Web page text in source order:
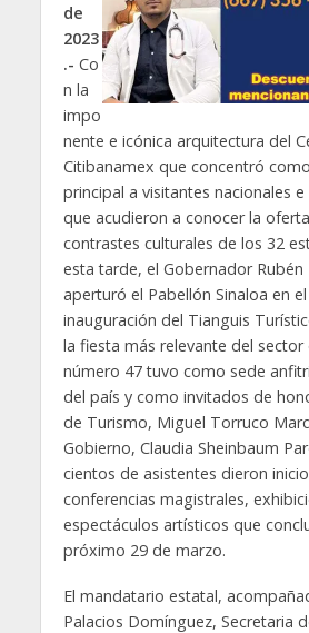
de
2023
.- Co
n la
impo
nente e icónica arquitectura del
Citibanamex que concentró
principal a visitantes nacionales
que acudieron a conocer la
contrastes culturales de los 32
esta tarde, el Gobernador Rubén
aperturó el Pabellón Sinaloa en
inauguración del Tianguis
la fiesta más relevante del sector
número 47 tuvo como sede
del país y como invitados de
de Turismo, Miguel Torruco
Gobierno, Claudia Sheinbaum
cientos de asistentes dieron
conferencias magistrales,
espectáculos artísticos que
próximo 29 de marzo.
El mandatario estatal,
Palacios Domínguez, Secretaria